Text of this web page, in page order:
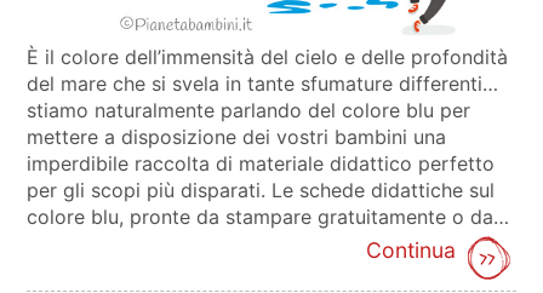
È il colore dell’immensità del cielo e delle profondità
del mare che si svela in tante sfumature differenti…
stiamo naturalmente parlando del colore blu per
mettere a disposizione dei vostri bambini una
imperdibile raccolta di materiale didattico perfetto
per gli scopi più disparati. Le schede didattiche sul
colore blu, pronte da stampare gratuitamente o da…
Continua